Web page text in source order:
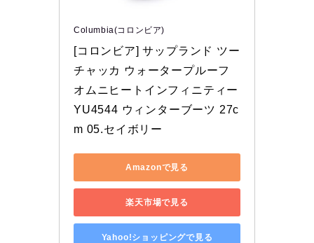
Columbia(コロンビア)
[コロンビア] サップランド ツー
チャッカ ウォータープルーフ
オムニヒートインフィニティー
YU4544 ウィンターブーツ 27c
m 05.セイボリー
Amazonで見る
楽天市場で見る
Yahoo!ショッピングで見る